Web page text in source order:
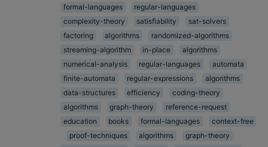
formal-languages
regular-languages
complexity-theory
satisfiability
sat-solvers
factoring
algorithms
randomized-algorithms
streaming-algorithm
in-place
algorithms
numerical-analysis
regular-languages
automata
finite-automata
regular-expressions
algorithms
data-structures
efficiency
coding-theory
algorithms
graph-theory
reference-request
education
books formal-languages
context-free
proof-techniques
algorithms
graph-theory